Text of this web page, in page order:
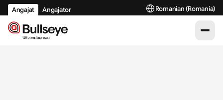
Angajat Angajator Select Language
Romanian (Romania)